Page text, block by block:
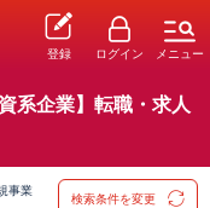
登録 ログイン メニュー
系企業】転職・求人
事業
検索条件を変更